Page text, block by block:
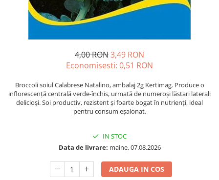
Seminte dovleac decorativ
Seminte dovlecel / dovleac
Seminte pastarnac
Seminte plante aromatice
Seminte ridichi
Seminte rosii
Seminte varza
Seminte Vinete
4,00 RON3,49 RON
Economisesti: 0,51 RON
Broccoli soiul Calabrese Natalino, ambalaj 2g Kertimag. Produce o
inflorescență centrală verde-închis, urmată de numeroși lăstari laterali
delicioși. Soi productiv, rezistent și foarte bogat în nutrienți, ideal
pentru consum eșalonat.
IN STOC
Data de livrare: maine, 07.08.2026
ADAUGA IN COS